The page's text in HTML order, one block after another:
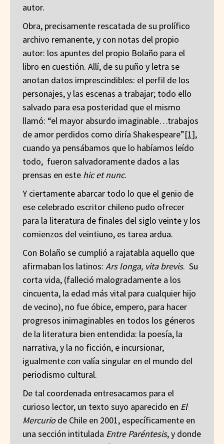
autor.
Obra, precisamente rescatada de su prolífico
archivo remanente, y con notas del propio
autor: los apuntes del propio Bolaño para el
libro en cuestión. Allí, de su puño y letra se
anotan datos imprescindibles: el perfil de los
personajes, y las escenas a trabajar; todo ello
salvado para esa posteridad que el mismo
llamó: “el mayor absurdo imaginable…trabajos
de amor perdidos como diría Shakespeare”[1],
cuando ya pensábamos que lo habíamos leído
todo, fueron salvadoramente dados a las
prensas en este hic et nunc.
Y ciertamente abarcar todo lo que el genio de
ese celebrado escritor chileno pudo ofrecer
para la literatura de finales del siglo veinte y los
comienzos del veintiuno, es tarea ardua.
Con Bolaño se cumplió a rajatabla aquello que
afirmaban los latinos: Ars longa, vita brevis. Su
corta vida, (falleció malogradamente a los
cincuenta, la edad más vital para cualquier hijo
de vecino), no fue óbice, empero, para hacer
progresos inimaginables en todos los géneros
de la literatura bien entendida: la poesía, la
narrativa, y la no ficción, e incursionar,
igualmente con valía singular en el mundo del
periodismo cultural.
De tal coordenada entresacamos para el
curioso lector, un texto suyo aparecido en El
Mercuriode Chile en 2001, específicamente en
una sección intitulada Entre Paréntesis, y donde